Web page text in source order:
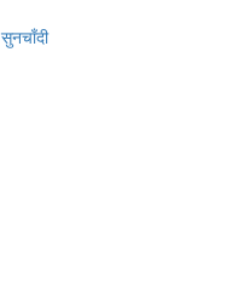
सुनचाँदी